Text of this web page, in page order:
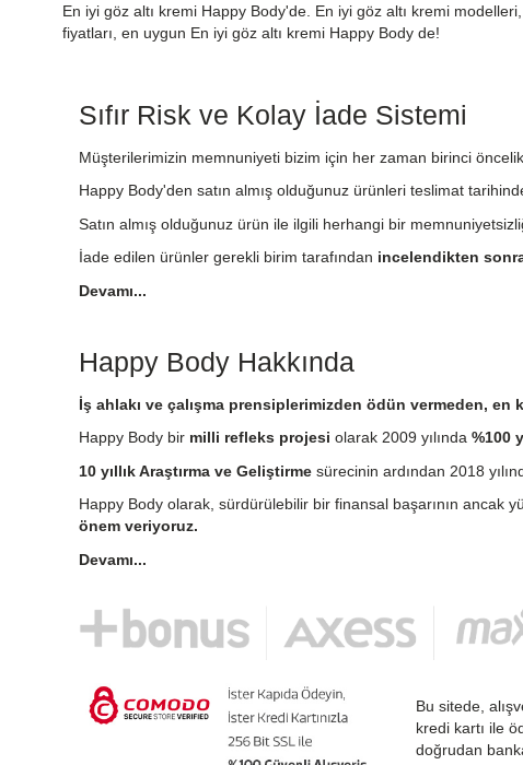
En iyi göz altı kremi Happy Body'de. En iyi göz altı kremi
fiyatları, en uygun En iyi göz altı kremi Happy Body de!
Sıfır Risk ve Kolay İade Sistemi
Müşterilerimizin memnuniyeti bizim için her zaman birinci
Happy Body'den satın almış olduğunuz ürünleri teslimat
Satın almış olduğunuz ürün ile ilgili herhangi bir
İade edilen ürünler gerekli birim tarafından incelendikten
Devamı...
Happy Body Hakkında
İş ahlakı ve çalışma prensiplerimizden ödün vermeden,
Happy Body bir milli refleks projesi olarak 2009 yılında %100
10 yıllık Araştırma ve Geliştirme sürecinin ardından 2018
Happy Body olarak, sürdürülebilir bir finansal başarının ancak
önem veriyoruz.
Devamı...
Bu sitede,
kredi kartı ile
doğrudan